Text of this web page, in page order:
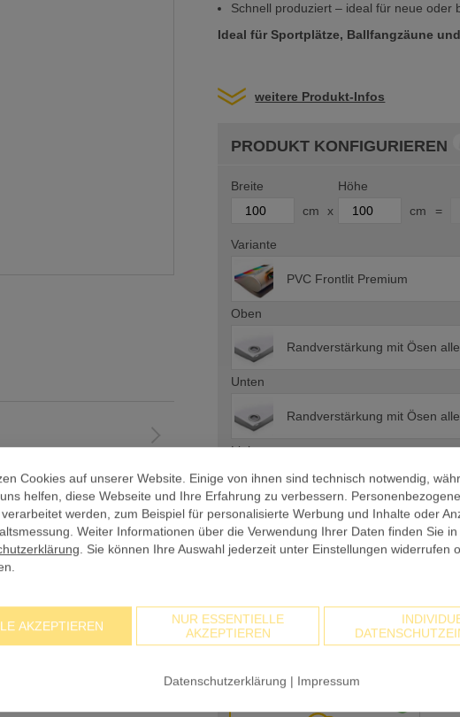
Cookies auf unserer Website. Einige von ihnen sind technisch notwendig,
helfen, diese Webseite und Ihre Erfahrung zu verbessern.
werden, zum Beispiel für personalisierte Werbung und Inhalte oder
Weiter Informationen über die Verwendung Ihrer Daten finden Sie
. Sie können Ihre Auswahl jederzeit unter Einstellungen widerrufen
AKZEPTIEREN
NUR ESSENTIELLE
AKZEPTIEREN
Datenschutzerklärung | Impressum
Schnell produziert – ideal für neue oder
Ideal für Sportplätze, Ballfangzäune
weitere Produkt-Infos
PRODUKT KONFIGURIEREN
Breite
cm
x
Höhe
cm
=
Variante
PVC Frontlit Premium
Oben
Randverstärkung mit Ösen
Unten
Randverstärkung mit Ösen
Links
Randverstärkung mit Ösen alle
Rechts
Randverstärkung mit Ösen alle
Druckdaten